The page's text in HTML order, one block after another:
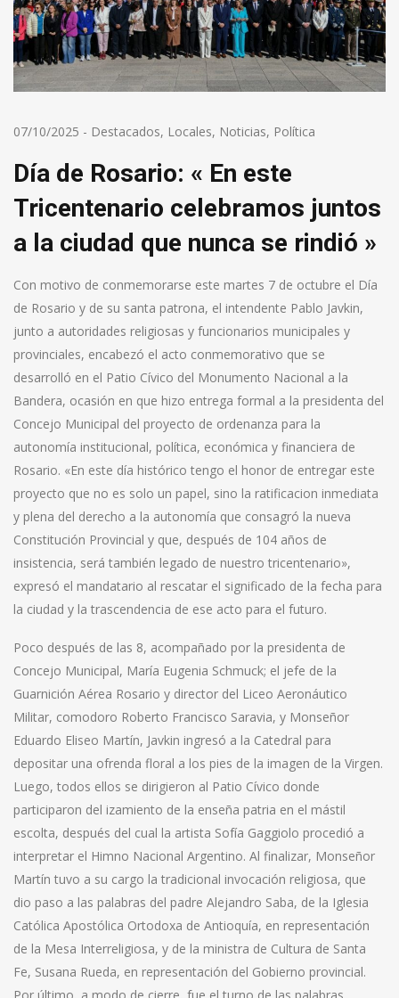
07/10/2025 - Destacados, Locales, Noticias, Política
Día de Rosario: « En este
Tricentenario celebramos juntos
a la ciudad que nunca se rindió »
Con motivo de conmemorarse este martes 7 de octubre el Día
de Rosario y de su santa patrona, el intendente Pablo Javkin,
junto a autoridades religiosas y funcionarios municipales y
provinciales, encabezó el acto conmemorativo que se
desarrolló en el Patio Cívico del Monumento Nacional a la
Bandera, ocasión en que hizo entrega formal a la presidenta del
Concejo Municipal del proyecto de ordenanza para la
autonomía institucional, política, económica y financiera de
Rosario. «En este día histórico tengo el honor de entregar este
proyecto que no es solo un papel, sino la ratificacion inmediata
y plena del derecho a la autonomía que consagró la nueva
Constitución Provincial y que, después de 104 años de
insistencia, será también legado de nuestro tricentenario»,
expresó el mandatario al rescatar el significado de la fecha para
la ciudad y la trascendencia de ese acto para el futuro.
Poco después de las 8, acompañado por la presidenta de
Concejo Municipal, María Eugenia Schmuck; el jefe de la
Guarnición Aérea Rosario y director del Liceo Aeronáutico
Militar, comodoro Roberto Francisco Saravia, y Monseñor
Eduardo Eliseo Martín, Javkin ingresó a la Catedral para
depositar una ofrenda floral a los pies de la imagen de la Virgen.
Luego, todos ellos se dirigieron al Patio Cívico donde
participaron del izamiento de la enseña patria en el mástil
escolta, después del cual la artista Sofía Gaggiolo procedió a
interpretar el Himno Nacional Argentino. Al finalizar, Monseñor
Martín tuvo a su cargo la tradicional invocación religiosa, que
dio paso a las palabras del padre Alejandro Saba, de la Iglesia
Católica Apostólica Ortodoxa de Antioquía, en representación
de la Mesa Interreligiosa, y de la ministra de Cultura de Santa
Fe, Susana Rueda, en representación del Gobierno provincial.